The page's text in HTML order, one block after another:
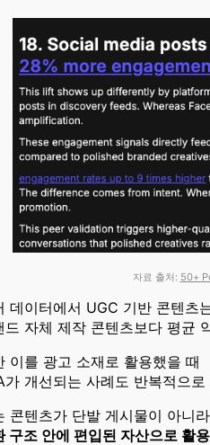
자료 출처: 50+
데이터에서 UGC 기반 콘텐츠
드 자체 제작 콘텐츠보다 평균
이를 광고 소재로 활용했을 때
가 개선되는 사례도 반복적으로
콘텐츠가 단발 게시물이 아니
구조 안에 편입된 자산으로 활